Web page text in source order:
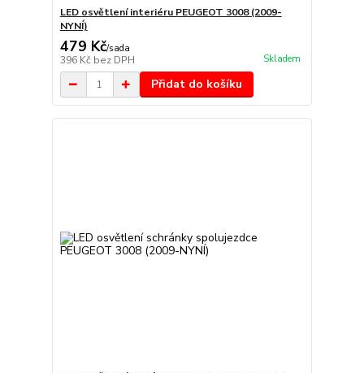
LED osvětlení interiéru PEUGEOT 3008 (2009-
NYNÍ)
479 Kč/sada
396 Kč bez DPH Skladem
Přidat do košíku